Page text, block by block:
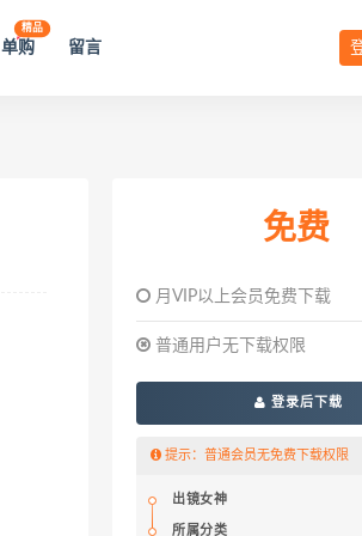
单购
精品
留言
免费
月VIP以上会员免费下载
普通用户无下载权限
登录后下载
提示：普通会员无免费下载权限
出镜女神
所属分类